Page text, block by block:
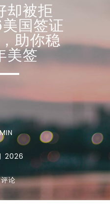
却被拒
国签证
助你稳
美签
2026
论